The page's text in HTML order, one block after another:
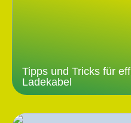
Tipps und Tricks für
Ladekabel